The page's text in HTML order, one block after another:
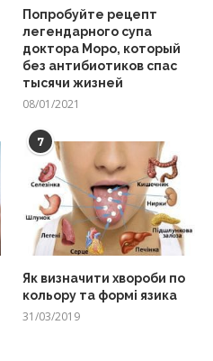
Попробуйте рецепт
легендарного супа
доктора Моро, который
без антибиотиков спас
тысячи жизней
08/01/2021
7
Як визначити хвороби по
кольору та формі язика
31/03/2019